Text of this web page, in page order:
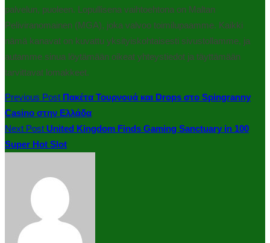
palvelun, puoleen. Lopullisena vaihtoehtona on Maltan
Peliviranomainen (MGA), joka valvoo toimilupaamme. Kaikki
nämä kanavat on kuvattu yksityiskohtaisesti sivustollamme, ja
autamme sinua löytämään oikeat yhteystiedot ja täyttämään
tarvittavat lomakkeet.
Previous Post Πακέτα Τουρνουά και Drops στο Spingranny
Casino στην Ελλάδα
Next Post United Kingdom Finds Gaming Sanctuary in 100
Super Hot Slot